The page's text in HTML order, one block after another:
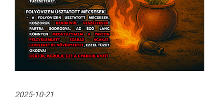
2025-10-21